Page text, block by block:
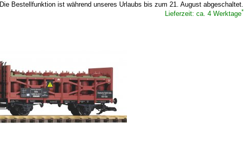
Die Bestellfunktion ist während unseres Urlaubs bis zum 21. August abgeschaltet.
Lieferzeit: ca. 4 Werktage*